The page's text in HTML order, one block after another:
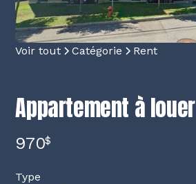
Voir tout Catégorie Rent
Appartement à louer
970$
Type